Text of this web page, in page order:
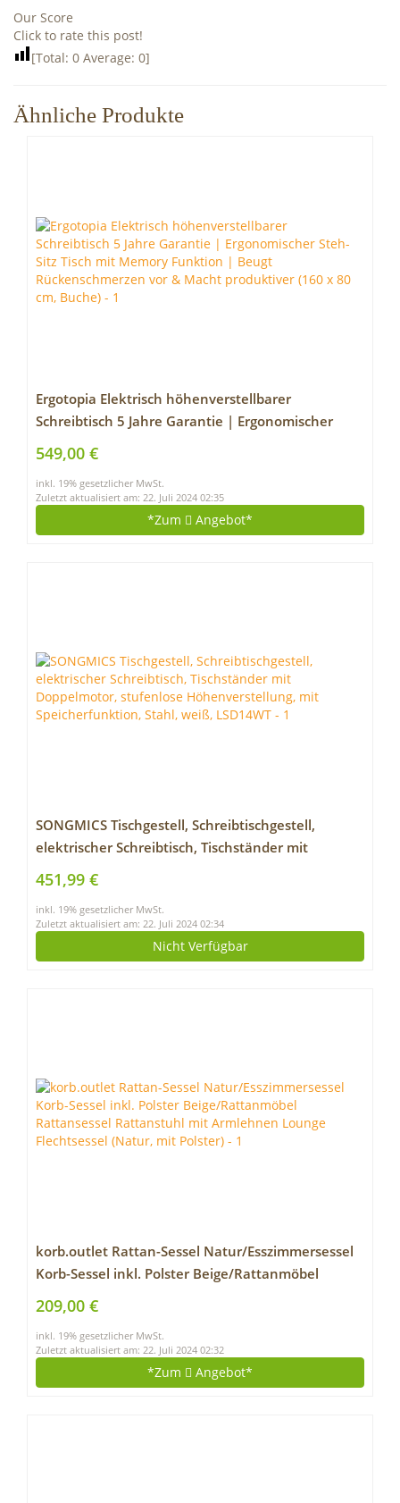
Our Score
Click to rate this post!
[Total: 0 Average: 0]
Ähnliche Produkte
Ergotopia Elektrisch höhenverstellbarer
Schreibtisch 5 Jahre Garantie | Ergonomischer
Steh-Sitz Tisch mit Memory Funktion | Beugt
Rückenschmerzen vor & Macht produktiver (160 x
80 cm, Buche)
549,00 €
inkl. 19% gesetzlicher MwSt.
Zuletzt aktualisiert am: 22. Juli 2024 02:35
*Zum Angebot*
SONGMICS Tischgestell, Schreibtischgestell,
elektrischer Schreibtisch, Tischständer mit
Doppelmotor, stufenlose Höhenverstellung, mit
Speicherfunktion, Stahl, weiß, LSD14WT
451,99 €
inkl. 19% gesetzlicher MwSt.
Zuletzt aktualisiert am: 22. Juli 2024 02:34
Nicht Verfügbar
korb.outlet Rattan-Sessel Natur/Esszimmersessel
Korb-Sessel inkl. Polster Beige/Rattanmöbel
Rattansessel Rattanstuhl mit Armlehnen Lounge
Flechtsessel (Natur, mit Polster)
209,00 €
inkl. 19% gesetzlicher MwSt.
Zuletzt aktualisiert am: 22. Juli 2024 02:32
*Zum Angebot*